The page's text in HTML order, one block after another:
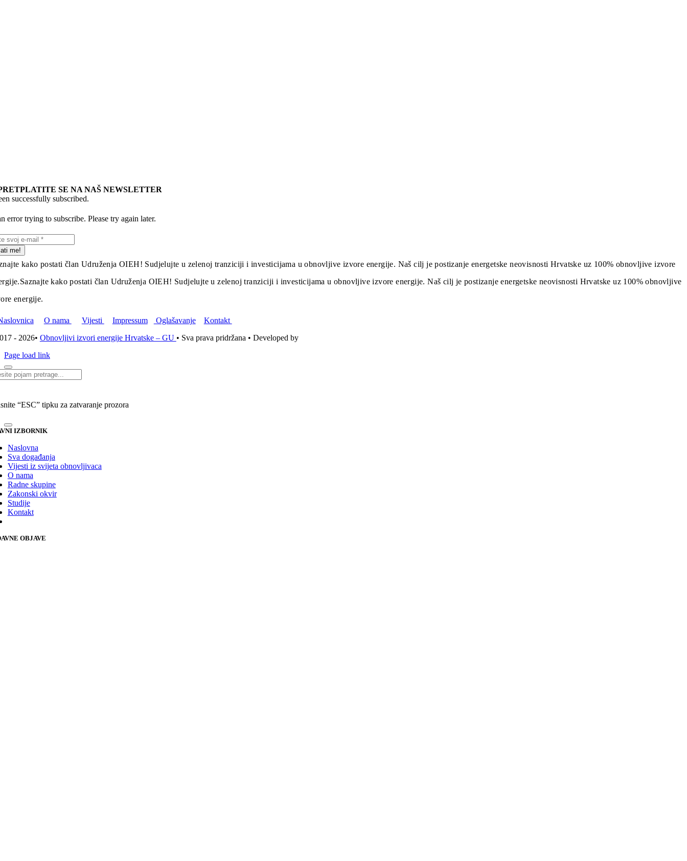
SE NA NAŠ NEWSLETTER
successfully subscribed.
error trying to subscribe. Please try again later.
me!
kako postati član Udruženja OIEH! Sudjelujte u zelenoj tranziciji i investicijama u obnovljive izvore energije. Naš cilj je postizanje energetske neovisnosti Hrvatske uz 100% obnovljive izvore
Saznajte kako postati član Udruženja OIEH! Sudjelujte u zelenoj tranziciji i investicijama u obnovljive izvore energije. Naš cilj je postizanje energetske neovisnosti Hrvatske uz 100% obnovljive
energije.
O nama Vijesti Impressum Oglašavanje
Kontakt
- 2026• Obnovljivi izvori energije Hrvatske – GU • Sva prava pridržana • Developed by
Page load link
“ESC” tipku za zatvaranje prozora
IZBORNIK
Naslovna
Sva događanja
Vijesti iz svijeta obnovljivaca
O nama
Radne skupine
Zakonski okvir
Studije
Kontakt
OBJAVE